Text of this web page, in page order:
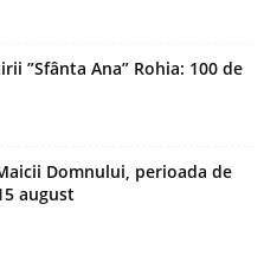
”Sfânta Ana” Rohia: 100 de
Domnului, perioada de
august